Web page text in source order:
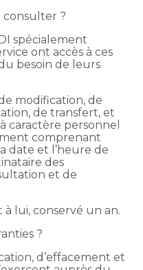
consulter ?
spécialement
ont accès à ces
besoin de leurs
modification, de
de transfert, et
caractère personnel
comprenant
date et l’heure de
des
et de
à lui, conservé un an.
?
d’effacement et